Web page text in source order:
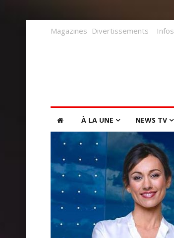
Magazines Divertissements Infos
À LA UNE NEWS TV